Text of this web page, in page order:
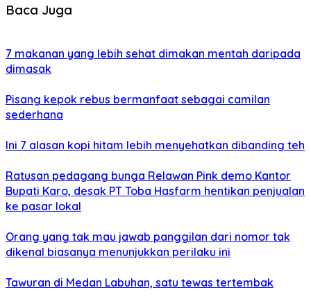
Baca Juga
7 makanan yang lebih sehat dimakan mentah daripada
dimasak
Pisang kepok rebus bermanfaat sebagai camilan
sederhana
Ini 7 alasan kopi hitam lebih menyehatkan dibanding teh
Ratusan pedagang bunga Relawan Pink demo Kantor
Bupati Karo, desak PT Toba Hasfarm hentikan penjualan
ke pasar lokal
Orang yang tak mau jawab panggilan dari nomor tak
dikenal biasanya menunjukkan perilaku ini
Tawuran di Medan Labuhan, satu tewas tertembak